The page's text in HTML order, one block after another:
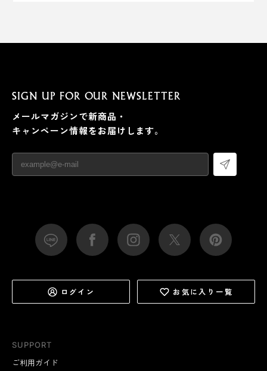
SUPPORT
ご利用ガイド
SIGN UP FOR OUR NEWSLETTER
メールマガジンで新商品・
キャンペーン情報をお届けします。
ログイン お気に入り一覧